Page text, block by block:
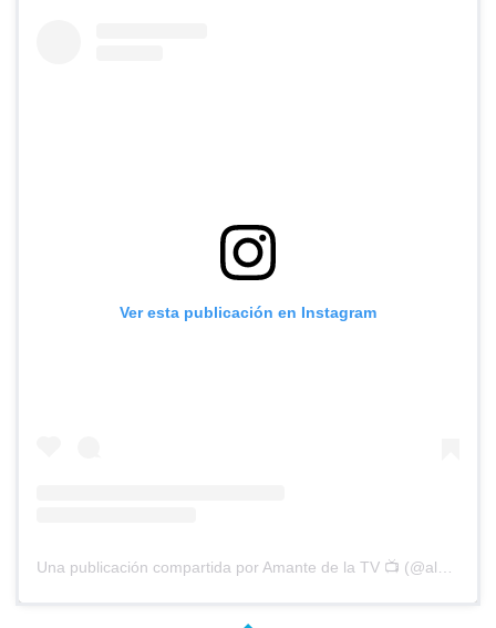
Ver esta publicación en Instagram
Una publicación compartida por Amante de la TV 📺 (@alguien_te_observa)